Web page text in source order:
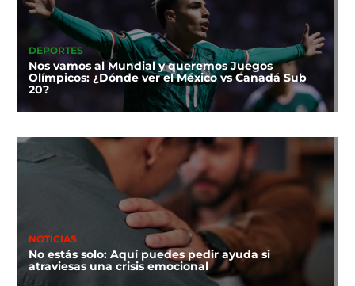
DEPORTES
Nos vamos al Mundial y queremos Juegos
Olímpicos: ¿Dónde ver el México vs Canadá Sub
20?
NOTICIAS
No estás solo: Aquí puedes pedir ayuda si
atraviesas una crisis emocional